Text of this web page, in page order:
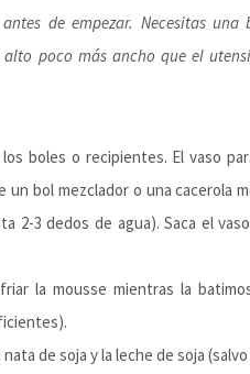
de empezar. Necesitas
poco más ancho que el
boles o recipientes. El vaso
un bol mezclador o una cacerola
2-3 dedos de agua). Saca el
la mousse mientras la
de soja y la leche de soja